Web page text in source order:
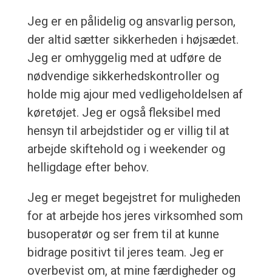
Jeg er en pålidelig og ansvarlig person,
der altid sætter sikkerheden i højsædet.
Jeg er omhyggelig med at udføre de
nødvendige sikkerhedskontroller og
holde mig ajour med vedligeholdelsen af
køretøjet. Jeg er også fleksibel med
hensyn til arbejdstider og er villig til at
arbejde skiftehold og i weekender og
helligdage efter behov.
Jeg er meget begejstret for muligheden
for at arbejde hos jeres virksomhed som
busoperatør og ser frem til at kunne
bidrage positivt til jeres team. Jeg er
overbevist om, at mine færdigheder og